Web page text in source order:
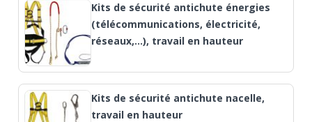
Kits de sécurité antichute énergies
(télécommunications, électricité,
réseaux,…), travail en hauteur
Kits de sécurité antichute nacelle,
travail en hauteur